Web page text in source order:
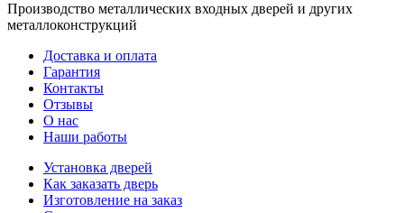
Производство металлических входных дверей и других
металлоконструкций
Доставка и оплата
Гарантия
Контакты
Отзывы
О нас
Наши работы
Установка дверей
Как заказать дверь
Изготовление на заказ